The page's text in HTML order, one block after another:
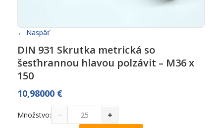
← Naspäť
DIN 931 Skrutka metrická so
šesťhrannou hlavou polzávit – M36 x
150
10,98000 €
Množstvo: − +